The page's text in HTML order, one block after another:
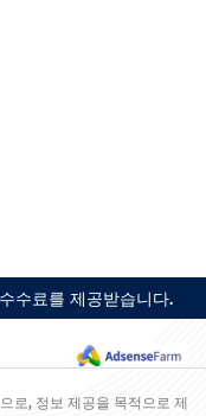
수료를 제공받습니다.
로, 정보 제공을 목적으로 제